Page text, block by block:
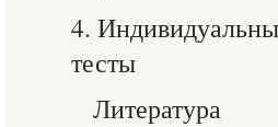
4.
тесты
Литература